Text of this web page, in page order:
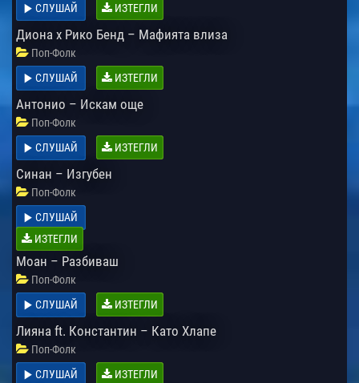
СЛУШАЙ
ИЗТЕГЛИ
Диона х Рико Бенд – Мафията влиза
Поп-Фолк
СЛУШАЙ
ИЗТЕГЛИ
Антонио – Искам още
Поп-Фолк
СЛУШАЙ
ИЗТЕГЛИ
Синан – Изгубен
Поп-Фолк
СЛУШАЙ
ИЗТЕГЛИ
Моан – Разбиваш
Поп-Фолк
СЛУШАЙ
ИЗТЕГЛИ
Лияна ft. Константин – Като Хлапе
Поп-Фолк
СЛУШАЙ
ИЗТЕГЛИ